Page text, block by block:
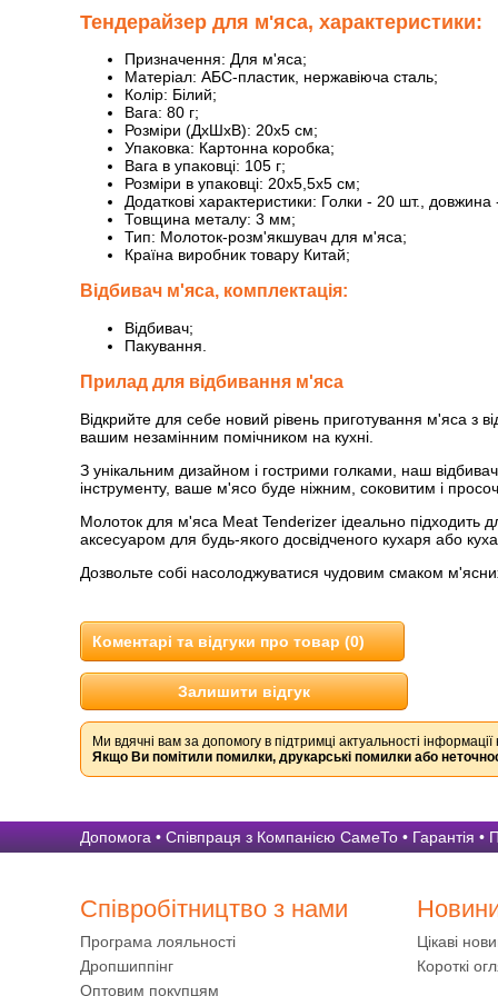
Тендерайзер для м'яса, характеристики:
Призначення: Для м'яса;
Матеріал: АБС-пластик, нержавіюча сталь;
Колір: Білий;
Вага: 80 г;
Розміри (ДхШхВ): 20х5 см;
Упаковка: Картонна коробка;
Вага в упаковці: 105 г;
Розміри в упаковці: 20х5,5х5 см;
Додаткові характеристики: Голки - 20 шт.,
Товщина металу: 3 мм;
Тип: Молоток-розм'якшувач для м'яса;
Країна виробник товару Китай;
Відбивач м'яса, комплектація:
Відбивач;
Пакування.
Прилад для відбивання м'яса
Відкрийте для себе новий рівень приготування м'яса
вашим незамінним помічником на кухні.
З унікальним дизайном і гострими голками, наш
інструменту, ваше м'ясо буде ніжним, соковитим і
Молоток для м'яса Meat Tenderizer ідеально підходить
аксесуаром для будь-якого досвідченого кухаря або
Дозвольте собі насолоджуватися чудовим смаком
Коментарі та відгуки про товар (0)
Залишити відгук
Ми вдячні вам за допомогу в підтримці актуальності інформації
Якщо Ви помітили помилки, друкарські помилки або
Допомога • Співпраця з Компанією СамеТо • Гарантія •
Співробітництво з нами
Програма лояльності
Дропшиппінг
Оптовим покупцям
Цікаві
Короткі